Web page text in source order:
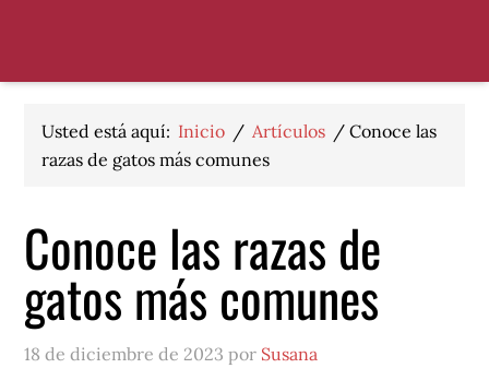
navegación
principal
de
Usted está aquí: Inicio / Artículos / Conoce las
razas de gatos más comunes
Conoce las razas de
gatos más comunes
18 de diciembre de 2023 por Susana